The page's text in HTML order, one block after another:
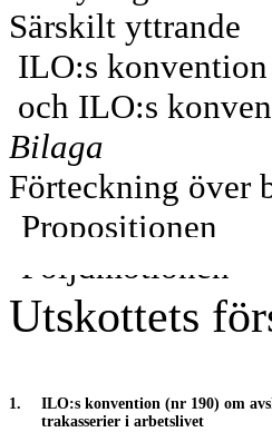
Särskilt yttrande
ILO:s
och ILO:s
Bilaga
Förteckning över
Propositionen
Följdmotionen
Utskottets
1.
ILO:s konvention (nr 190) om
trakasserier i arbetslivet